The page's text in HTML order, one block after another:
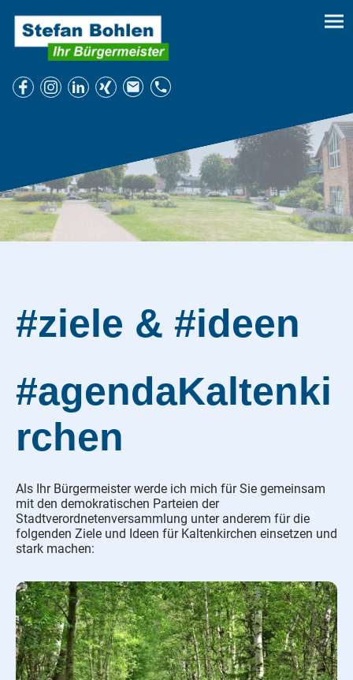
#ziele & #ideen
#agendaKaltenki
rchen
Als Ihr Bürgermeister werde ich mich für Sie gemeinsam
mit den demokratischen Parteien der
Stadtverordnetenversammlung unter anderem für die
folgenden Ziele und Ideen für Kaltenkirchen einsetzen und
stark machen: